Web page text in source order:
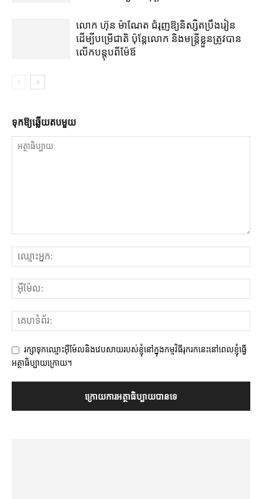
លោក ហ៊ុន ម៉ាណែត ជំរុញ​ឱ្យ​និស្សិត​ប្រឹងរៀន​
ដើម្បី​បម្រើ​ជាតិ ប៉ុន្តែ​លោក និង​មន្ត្រី​​ខ្លួន​ត្រូវ​បាន​
លើក​បន្តុប​ពី​ម៉ែឪ
ទុក​ឱ្យ​ឆ្លើយ​តប​មួយ
រក្សាទុកឈ្មោះអ៊ីម៉ែលនិងវេបសាយរបស់ខ្ញុំនៅក្នុងកម្មវិធីរុករកនេះនៅពេលខ្ញុំធ្វើ
អត្ថាធិប្បាយក្រោយ។